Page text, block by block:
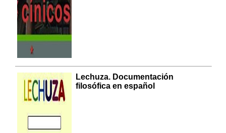
Lechuza. Documentación
filosófica en español